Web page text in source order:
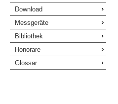
Download
Messgeräte
Bibliothek
Honorare
Glossar